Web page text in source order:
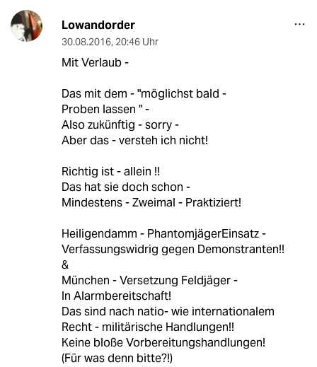
Lowandorder
30.08.2016, 20:46 Uhr
Mit Verlaub -
Das mit dem - "möglichst bald -
Proben lassen " -
Also zukünftig - sorry -
Aber das - versteh ich nicht!
Richtig ist - allein !!
Das hat sie doch schon -
Mindestens - Zweimal - Praktiziert!
Heiligendamm - PhantomjägerEinsatz -
Verfassungswidrig gegen Demonstranten!!
&
München - Versetzung Feldjäger -
In Alarmbereitschaft!
Das sind nach natio- wie internationalem
Recht - militärische Handlungen!!
Keine bloße Vorbereitungshandlungen!
(Für was denn bitte?!)